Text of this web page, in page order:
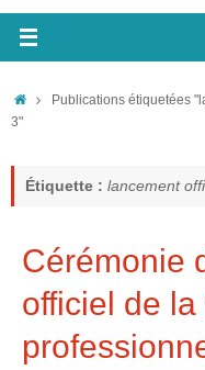
AccueilPublications étiquetées
3"
Étiquette : lancement
Cérémonie
officiel de